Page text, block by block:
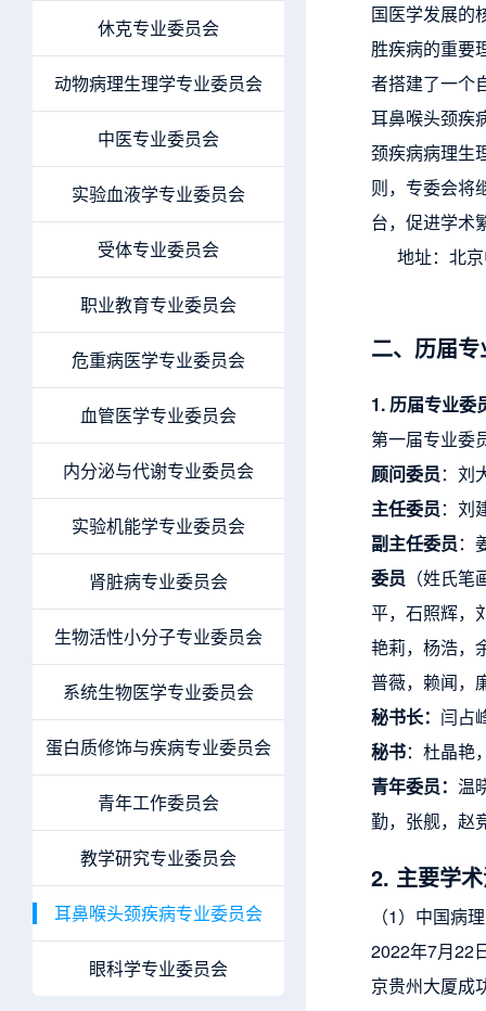
休克专业委员会
动物病理生理学专业委员会
中医专业委员会
实验血液学专业委员会
受体专业委员会
职业教育专业委员会
危重病医学专业委员会
血管医学专业委员会
内分泌与代谢专业委员会
实验机能学专业委员会
肾脏病专业委员会
生物活性小分子专业委员会
系统生物医学专业委员会
蛋白质修饰与疾病专业委员会
青年工作委员会
教学研究专业委员会
耳鼻喉头颈疾病专业委员会
眼科学专业委员会
国医学发展的
胜疾病的重要
者搭建了一个
耳鼻喉头颈疾
颈疾病病理生
则，专委会将
台，促进学术
地址： 北
二、历届
1. 历届专业委
第一届专业委
顾问委员：刘
主任委员：刘
副主任委员：
委员 （姓氏
平，石照辉，
艳莉，杨浩，
普薇，赖闻，
秘书长： 闫占
秘书：杜晶艳
青年委员： 温
勤，张舰，赵
2. 主要学
（1）中国病
2022年7月22
京贵州大厦成